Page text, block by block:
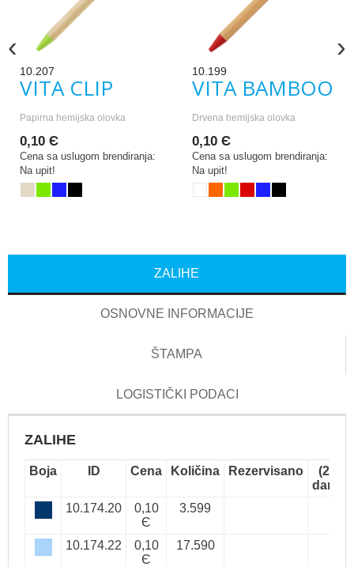
10.207
VITA CLIP
Papirna hemijska olovka
0,10 Є
Cena sa uslugom brendiranja:
Na upit!
10.199
VITA BAMBOO
Drvena hemijska olovka
0,10 Є
Cena sa uslugom brendiranja:
Na upit!
‹ ›
ZALIHE
OSNOVNE INFORMACIJE
ŠTAMPA
LOGISTIČKI PODACI
ZALIHE
Boja ID Cena Količina Rezervisano
(2-5
dana)
10.174.20
0,10
Є
3.599
10.174.22
0,10
Є
17.590